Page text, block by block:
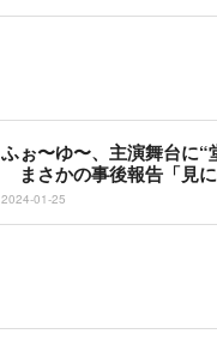
ふぉ〜ゆ〜、主演舞台に“
まさかの事後報告「見に
2024-01-25